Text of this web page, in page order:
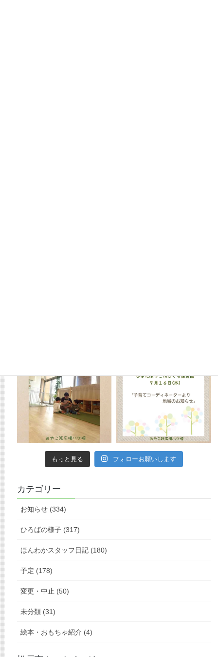
もっと見る フォローお願いします
カテゴリー
お知らせ (334)
ひろばの様子 (317)
ほんわかスタッフ日記 (180)
予定 (178)
変更・中止 (50)
未分類 (31)
絵本・おもちゃ紹介 (4)